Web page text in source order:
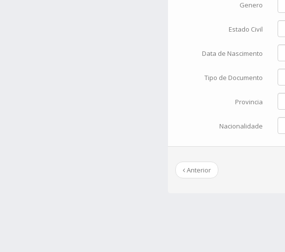
Genero
Estado Civil
Data de Nascimento
Tipo de Documento
Provincia
Nacionalidade
Anterior